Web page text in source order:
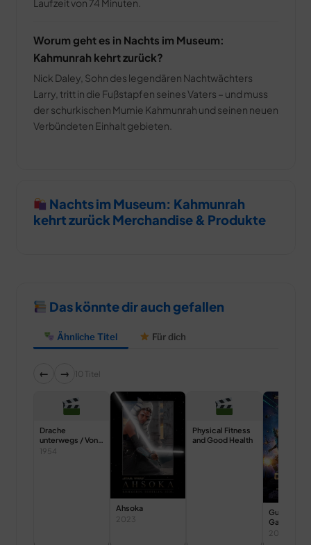
Laufzeit von 74 Minuten.
Worum geht es in Nachts im Museum:
Kahmunrah kehrt zurück?
Nick Daley, Sohn des legendären Nachtwächters
Larry, tritt in die Fußstapfen seines Vaters – und muss
der schurkischen Mumie Kahmunrah und seinen neuen
Verbündeten Einhalt gebieten.
Nachts im Museum: Kahmunrah
kehrt zurück Merchandise & Produkte
Das könnte dir auch gefallen
Ähnliche Titel Für dich
← → 10 Titel
Drache
unterwegs / Von
Drachen
1954
Ahsoka
2023
Physical Fitness
and Good Health
Guardians
Galaxy
2014